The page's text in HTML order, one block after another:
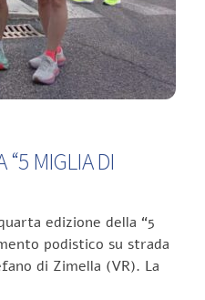
“5 MIGLIA DI
edizione della “5
podistico su strada
di Zimella (VR). La